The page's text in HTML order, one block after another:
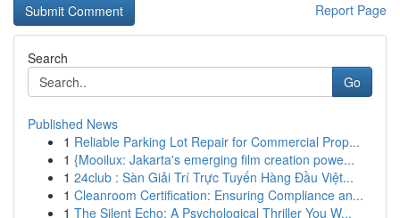
Report Page
Search
Go
Published News
1 Reliable Parking Lot Repair for Commercial Prop...
1 {Mooilux: Jakarta's emerging film creation powe...
1 24club : Sàn Giải Trí Trực Tuyến Hàng Đầu Việt...
1 Cleanroom Certification: Ensuring Compliance an...
1 The Silent Echo: A Psychological Thriller You W...